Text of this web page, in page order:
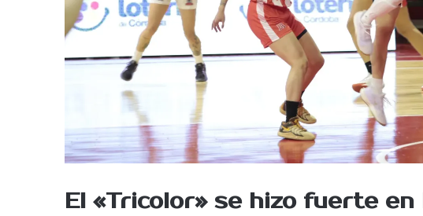
El «Tricolor» se hizo fuerte